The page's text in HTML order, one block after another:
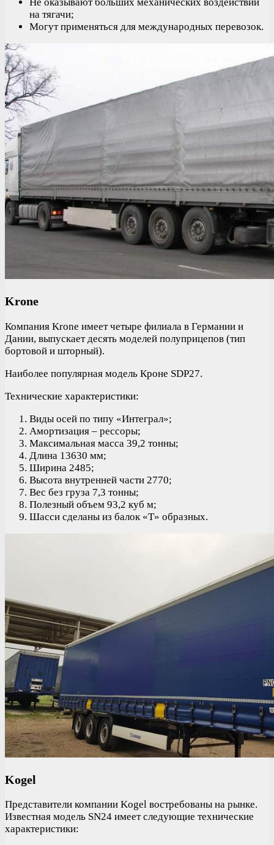
Не оказывают больших механических воздействий
на тягачи;
Могут применяться для международных перевозок.
Krone
Компания Krone имеет четыре филиала в Германии и
Дании, выпускает десять моделей полуприцепов (тип
бортовой и шторный).
Наиболее популярная модель Кроне SDP27.
Технические характеристики:
Виды осей по типу «Интеграл»;
Амортизация – рессоры;
Максимальная масса 39,2 тонны;
Длина 13630 мм;
Ширина 2485;
Высота внутренней части 2770;
Вес без груза 7,3 тонны;
Полезный объем 93,2 куб м;
Шасси сделаны из балок «Т» образных.
Kogel
Представители компании Kogel востребованы на рынке.
Известная модель SN24 имеет следующие технические
характеристики: